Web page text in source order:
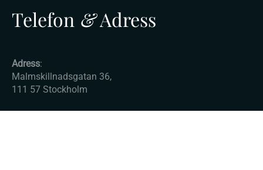
Telefon &Adress
Adress:
Malmskillnadsgatan 36,
111 57 Stockholm